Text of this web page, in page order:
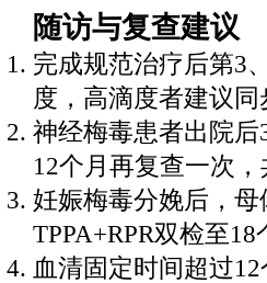
随访与复查建议
完成规范治疗后第3
度，高滴度者建议同
神经梅毒患者出院
12个月再复查一次，
妊娠梅毒分娩后，
TPPA+RPR双检至
血清固定时间超过